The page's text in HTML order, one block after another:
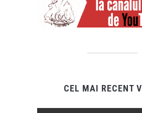
CEL MAI RECENT